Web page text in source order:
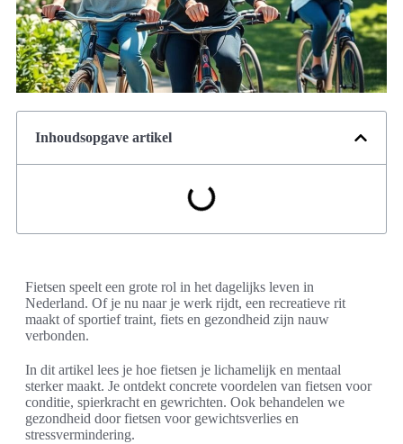
Inhoudsopgave artikel
Fietsen speelt een grote rol in het dagelijks leven in
Nederland. Of je nu naar je werk rijdt, een recreatieve rit
maakt of sportief traint, fiets en gezondheid zijn nauw
verbonden.
In dit artikel lees je hoe fietsen je lichamelijk en mentaal
sterker maakt. Je ontdekt concrete voordelen van fietsen voor
conditie, spierkracht en gewrichten. Ook behandelen we
gezondheid door fietsen voor gewichtsverlies en
stressvermindering.